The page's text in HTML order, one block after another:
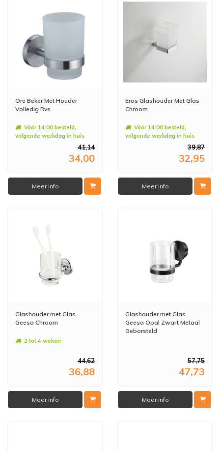
Ore Beker Met Houder
Volledig Rvs
Vóór 14:00 besteld,
volgende werkdag in huis
41,14
34,00
Meer info
Eros Glashouder Met Glas
Chroom
Vóór 14:00 besteld,
volgende werkdag in huis
39,87
32,95
Meer info
Glashouder met Glas
Geesa Chroom
2 tot 4 weken
44,62
36,88
Meer info
Glashouder met Glas
Geesa Opal Zwart Metaal
Geborsteld
57,75
47,73
Meer info